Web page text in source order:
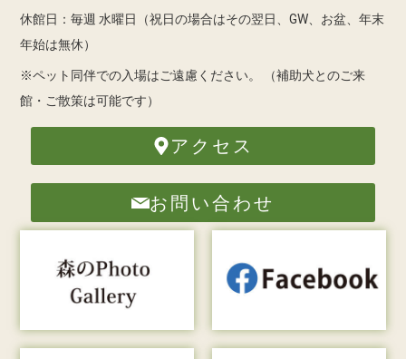
休館日：毎週 水曜日（祝日の場合はその翌日、GW、お盆、年末
年始は無休）
※ペット同伴での入場はご遠慮ください。
（補助犬とのご来
館・ご散策は可能です）
アクセス
お問い合わせ